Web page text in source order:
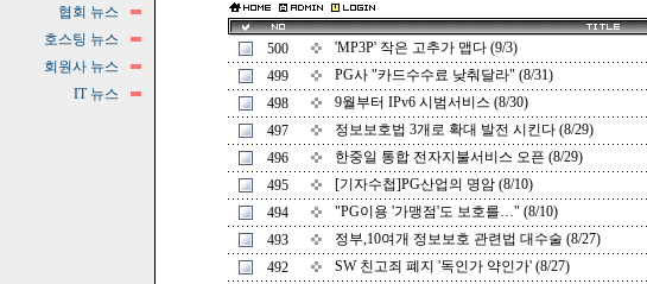
협회 뉴스
호스팅 뉴스
회원사 뉴스
IT 뉴스
500 'MP3P' 작은 고추가 맵다 (9/3)
499 PG사 "카드수수료 낮춰달라" (8/31)
498 9월부터 IPv6 시범서비스 (8/30)
497 정보보호법 3개로 확대 발전 시킨다 (8/29)
496 한중일 통합 전자지불서비스 오픈 (8/29)
495 [기자수첩]PG산업의 명암 (8/10)
494 "PG이용 '가맹점'도 보호를…" (8/10)
493 정부,10여개 정보보호 관련법 대수술 (8/27)
492 SW 친고죄 폐지 '독인가 약인가' (8/27)